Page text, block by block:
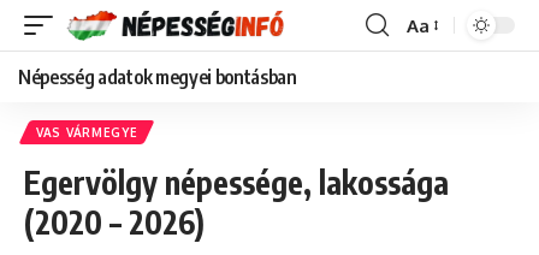
Font
Aa
Népesség adatok megyei bontásban
VAS VÁRMEGYE
Egervölgy népessége, lakossága
(2020 – 2026)